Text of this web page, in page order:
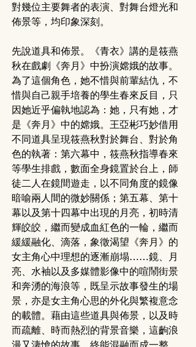
對幾位主要舞者的表演、對舞台燈光和
佈景等，均印象深刻。
先說道具和佈景。《青衣》講的是筱燕
秋在戲劇《奔月》中扮演嫦娥的故事。
為了這個角色，她不惜與前輩結仇，不
惜與自己親手培養的學生春來反目，只
因她近乎偏執地認為：她，只有她，才
是《奔月》中的嫦娥。王亞彬巧妙借用
不同道具呈現筱燕秋對於舞台、對於角
色的執著：第六幕中，筱燕秋指導春來
等學生排戲，數面全身鏡置於台上，師
徒二人在鏡間遊走，以不同角度的鏡像
暗喻兩人間的微妙關係；第五幕、第十
幕以及第十四幕中出現的月亮，初時清
輝皎皎，繼而變成血紅色的一輪，繼而
緩緩融化、滴落，象徵渴望《奔月》的
女主角心中理想的逐漸崩塌……鏡、月
亮、水袖以及多媒體影像中的喧鬧街景
和奔湧的海浪等，既呈示故事發生的場
景，亦是女主角心思的外化與繁複意念
的載體。藉由這些道具與佈景，以及時
而疏離、時而熱烈的背景音樂，這齣浪
漫又淒愴的故事，終能混融而成一整